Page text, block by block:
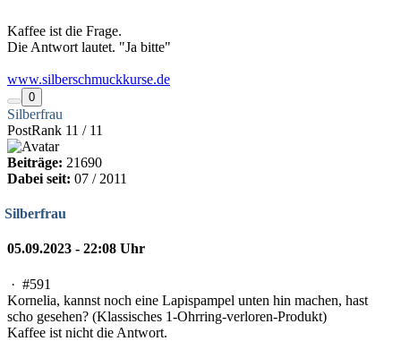
Kaffee ist die Frage.
Die Antwort lautet. "Ja bitte"
www.silberschmuckkurse.de
0
Silberfrau
PostRank 11 / 11
Beiträge: 21690
Dabei seit: 07 / 2011
Silberfrau
05.09.2023 - 22:08 Uhr
· #591
Kornelia, kannst noch eine Lapispampel unten hin machen, hast
scho gesehen? (Klassisches 1-Ohrring-verloren-Produkt)
Kaffee ist nicht die Antwort.